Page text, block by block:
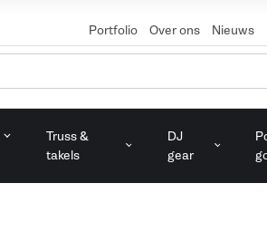
Portfolio Over ons Nieuws
Truss &
takels
DJ
gear